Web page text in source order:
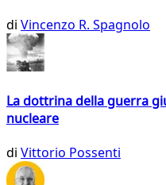
di Vincenzo R. Spagnolo
La dottrina della guerra
nucleare
di Vittorio Possenti